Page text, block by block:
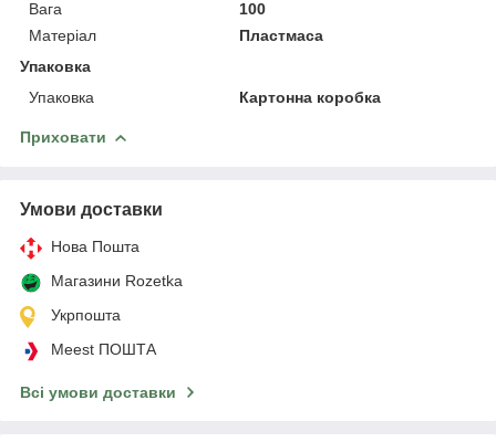
Вага
100
Матеріал
Пластмаса
Упаковка
Упаковка
Картонна коробка
Приховати
Умови доставки
Нова Пошта
Магазини Rozetka
Укрпошта
Meest ПОШТА
Всі умови доставки